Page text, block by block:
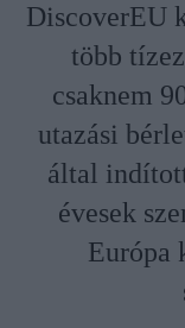
DiscoverEU
több
csaknem
utazási
által
évesek
Európa